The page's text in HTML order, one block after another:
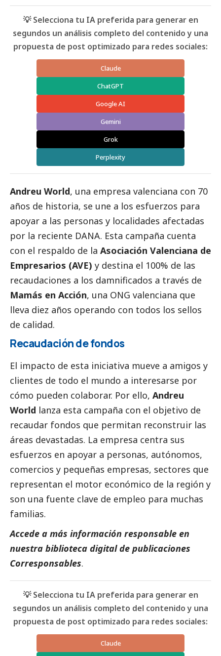
💡 Selecciona tu IA preferida para generar en
segundos un análisis completo del contenido y una
propuesta de post optimizado para redes sociales:
Claude
ChatGPT
Google AI
Gemini
Grok
Perplexity
Andreu World, una empresa valenciana con 70
años de historia, se une a los esfuerzos para
apoyar a las personas y localidades afectadas
por la reciente DANA. Esta campaña cuenta
con el respaldo de la Asociación Valenciana de
Empresarios (AVE) y destina el 100% de las
recaudaciones a los damnificados a través de
Mamás en Acción, una ONG valenciana que
lleva diez años operando con todos los sellos
de calidad.
Recaudación de fondos
El impacto de esta iniciativa mueve a amigos y
clientes de todo el mundo a interesarse por
cómo pueden colaborar. Por ello, Andreu
World lanza esta campaña con el objetivo de
recaudar fondos que permitan reconstruir las
áreas devastadas. La empresa centra sus
esfuerzos en apoyar a personas, autónomos,
comercios y pequeñas empresas, sectores que
representan el motor económico de la región y
son una fuente clave de empleo para muchas
familias.
Accede a más información responsable en
nuestra biblioteca digital de publicaciones
Corresponsables.
💡 Selecciona tu IA preferida para generar en
segundos un análisis completo del contenido y una
propuesta de post optimizado para redes sociales:
Claude